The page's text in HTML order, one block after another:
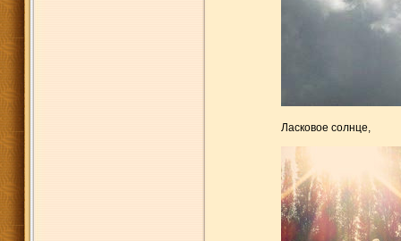
Ласковое солнце,